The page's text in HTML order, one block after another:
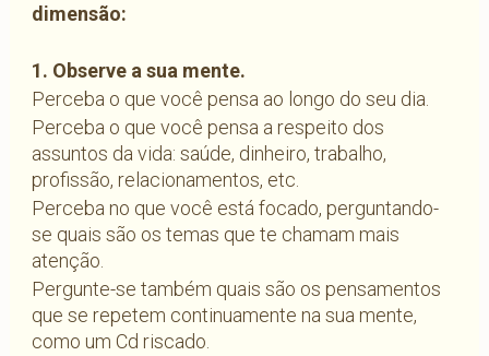
dimensão:
1. Observe a sua mente.
Perceba o que você pensa ao longo do seu dia.
Perceba o que você pensa a respeito dos
assuntos da vida: saúde, dinheiro, trabalho,
profissão, relacionamentos, etc.
Perceba no que você está focado, perguntando-
se quais são os temas que te chamam mais
atenção.
Pergunte-se também quais são os pensamentos
que se repetem continuamente na sua mente,
como um Cd riscado.